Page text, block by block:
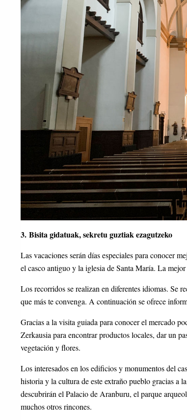
3. Bisita gidatuak, sekretu guztiak ezagutzeko
Las vacaciones serán días especiales para conocer
el casco antiguo y la iglesia de Santa María. La
Los recorridos se realizan en diferentes idiomas. Se
que más te convenga. A continuación se ofrece
Gracias a la visita guiada para conocer el mercado
Zerkausia para encontrar productos locales, dar un
vegetación y flores.
Los interesados ​​en los edificios y monumentos del
historia y la cultura de este extraño pueblo gracias a
descubrirán el Palacio de Aranburu, el parque
muchos otros rincones.